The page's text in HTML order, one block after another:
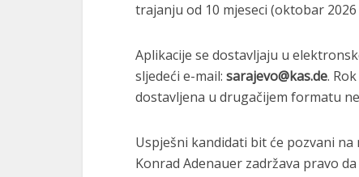
trajanju od 10 mjeseci (oktobar
Aplikacije se dostavljaju u
sljedeći e-mail: sarajevo@kas.de.
dostavljena u drugačijem formatu
Uspješni kandidati bit će pozvani na
Konrad Adenauer zadržava pravo